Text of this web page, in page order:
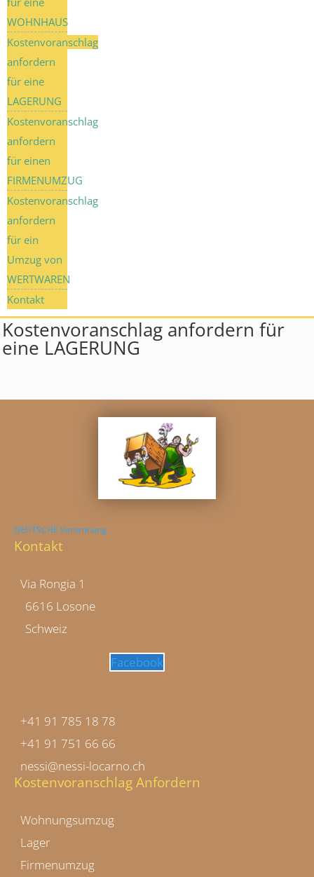
WOHNHAUS
Kostenvoranschlag
anfordern
für eine
LAGERUNG
Kostenvoranschlag
anfordern
für einen
FIRMENUMZUG
Kostenvoranschlag
anfordern
für ein
Umzug von
WERTWAREN
Kontakt
Kostenvoranschlag anfordern für
eine LAGERUNG
DEUTSCHE Verordnung
Kontakt
Via Rongia 1
6616 Losone
Schweiz
Facebook
+41 91 785 18 78
+41 91 751 66 66
nessi@nessi-locarno.ch
Kostenvoranschlag Anfordern
Wohnungsumzug
Lager
Firmenumzug